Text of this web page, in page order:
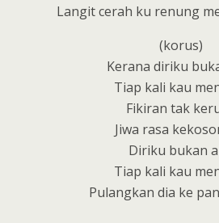
Langit cerah ku renung
(korus)
Kerana diriku
Tiap kali kau
Fikiran tak
Jiwa rasa
Diriku bukan
Tiap kali kau
Pulangkan dia ke